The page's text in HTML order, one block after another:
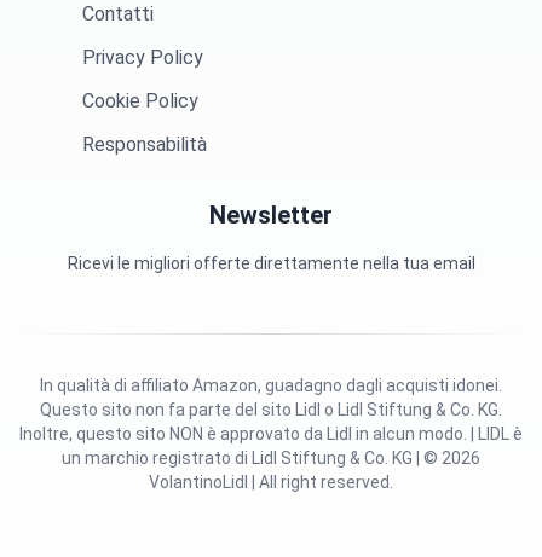
Contatti
Privacy Policy
Cookie Policy
Responsabilità
Newsletter
Ricevi le migliori offerte direttamente nella tua email
Questo sito non fa parte del sito Lidl o Lidl Stiftung & Co. KG.
Inoltre, questo sito NON è approvato da Lidl in alcun modo. | LIDL è
un marchio registrato di Lidl Stiftung & Co. KG | © 2026
VolantinoLidl | All right reserved.
In qualità di affiliato Amazon, guadagno dagli acquisti idonei.